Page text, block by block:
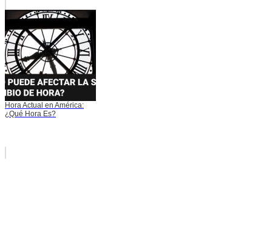
Hora Actual en América:
¿Qué Hora Es?